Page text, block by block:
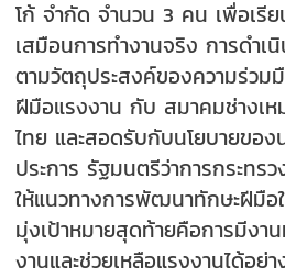
โก้ จำกัด จำนวน 3 คน เพื่อเรี
เสมือนการทำงานจริง การดำเ
ตามวัตถุประสงค์ของความร่ว
ฝีมือแรงงาน กับ สมาคมช่างเห
ไทย และสอดรับกับนโยบายข
ประการ รัฐมนตรีว่าการกระทร
ให้แนวทางการพัฒนาทักษะฝีมือ
มุ่งเป้าหมายสุดท้ายคือการมีงา
งานและช่วยเหลือแรงงานได้อย่